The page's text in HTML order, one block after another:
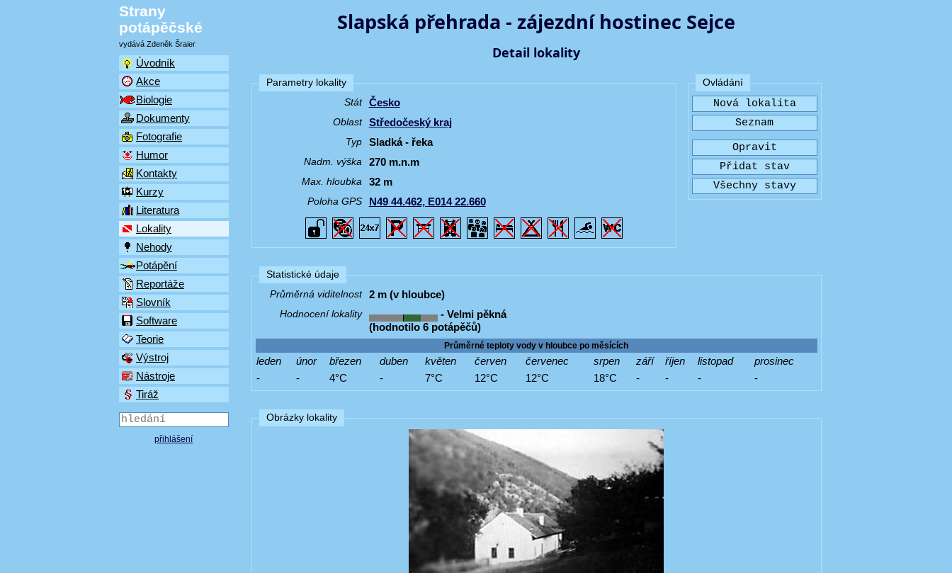
Strany
potápěčské
vydává Zdeněk Šraier
Úvodník
Akce
Biologie
Dokumenty
Fotografie
Humor
Kontakty
Kurzy
Literatura
Lokality
Nehody
Potápění
Reportáže
Slovník
Software
Teorie
Výstroj
Nástroje
Tiráž
přihlášení
Slapská přehrada - zájezdní hostinec Sejce
Detail lokality
Ovládání
Parametry lokality
Stát
Česko
Oblast Středočeský kraj
Typ Sladká - řeka
Nadm. výška 270 m.n.m
Max. hloubka 32 m
Poloha GPS N49 44.462, E014 22.660
Statistické údaje
Průměrná viditelnost
2 m (v hloubce)
Hodnocení lokality
- Velmi pěkná
(hodnotilo 6 potápěčů)
Průměrné teploty vody v hloubce po měsících
leden únor březen duben květen červen červenec srpen září říjen listopad
prosinec
-
- 4°C - 7°C 12°C 12°C 18°C - - - -
Obrázky lokality